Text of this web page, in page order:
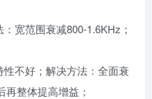
宽范围衰减800-1.6KHz；
不好；解决方法：全面衰
整体提高增益；